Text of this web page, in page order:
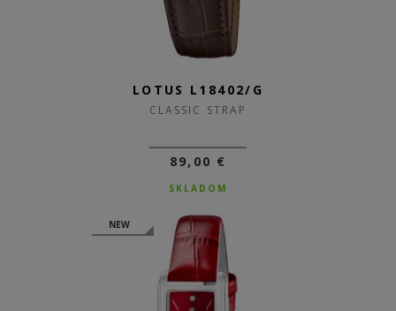
LOTUS L18402/G
CLASSIC STRAP
89,00 €
SKLADOM
NEW